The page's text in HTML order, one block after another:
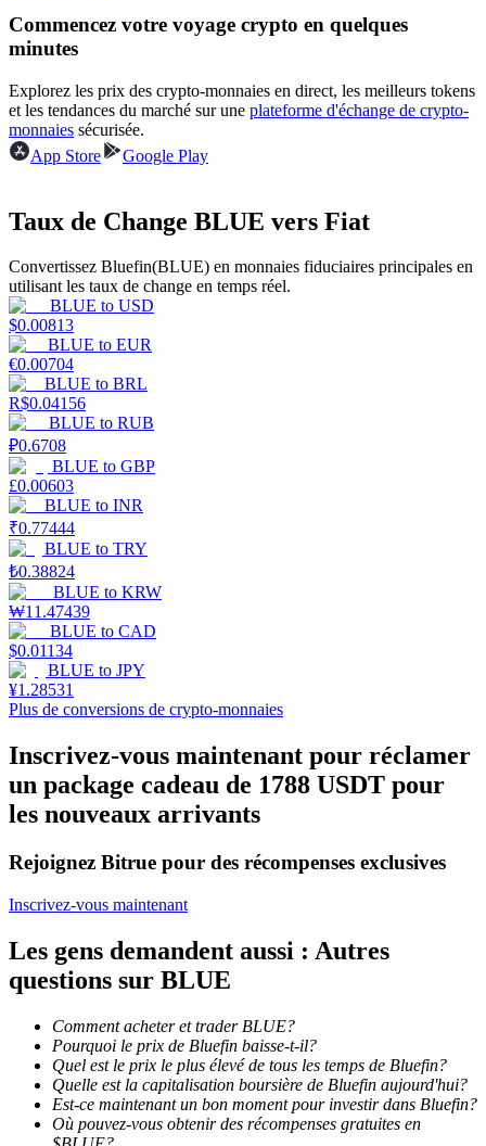
Apprenez à rester rentable
Gagner
Cochon de puissance
Gagnez quotidiennement des récompenses compétitives
Jalonnement
Des rendements élevés et un accès instantané
Launchpool
Staking flexible pour gagner des jetons populaires
Commencez votre voyage crypto en quelques
minutes
Explorez les prix des crypto-monnaies en direct, les meilleurs tokens
et les tendances du marché sur une plateforme d'échange de crypto-
monnaies sécurisée.
App Store
Google Play
Taux de Change BLUE vers Fiat
Convertissez Bluefin(BLUE) en monnaies fiduciaires principales en
utilisant les taux de change en temps réel.
BLUE to USD
$0.00813
BLUE to EUR
€0.00704
BLUE to BRL
R$0.04156
BLUE to RUB
₽0.6708
BLUE to GBP
£0.00603
BLUE to INR
₹0.77444
BLUE to TRY
₺0.38824
BLUE to KRW
₩11.47439
BLUE to CAD
$0.01134
BLUE to JPY
¥1.28531
Plus de conversions de crypto-monnaies
Inscrivez-vous maintenant pour réclamer
un package cadeau de 1788 USDT pour
les nouveaux arrivants
Rejoignez Bitrue pour des récompenses exclusives
Inscrivez-vous maintenant
Les gens demandent aussi : Autres
questions sur BLUE
Comment acheter et trader BLUE?
Pourquoi le prix de Bluefin baisse-t-il?
Quel est le prix le plus élevé de tous les temps de Bluefin?
Quelle est la capitalisation boursière de Bluefin aujourd'hui?
Est-ce maintenant un bon moment pour investir dans Bluefin?
Où pouvez-vous obtenir des récompenses gratuites en